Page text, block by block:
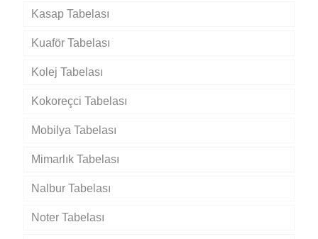
Kasap Tabelası
Kuaför Tabelası
Kolej Tabelası
Kokoreçci Tabelası
Mobilya Tabelası
Mimarlık Tabelası
Nalbur Tabelası
Noter Tabelası